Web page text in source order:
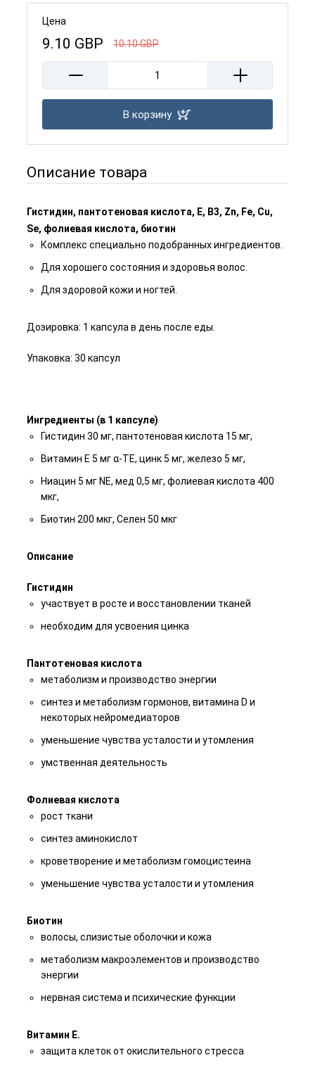
Цена
9.10 GBP 10.10GBP
В корзину
Описание товара
Гистидин, пантотеновая кислота, E, B3, Zn, Fe, Cu,
Se, фолиевая кислота, биотин
Комплекс специально подобранных ингредиентов.
Для хорошего состояния и здоровья волос.
Для здоровой кожи и ногтей.
Дозировка: 1 капсула в день после еды.
Упаковка: 30 капсул
Ингредиенты (в 1 капсуле)
Гистидин 30 мг, пантотеновая кислота 15 мг,
Витамин E 5 мг α-TE, цинк 5 мг, железо 5 мг,
Ниацин 5 мг NE, мед 0,5 мг, фолиевая кислота 400
мкг,
Биотин 200 мкг, Селен 50 мкг
Описание
Гистидин
участвует в росте и восстановлении тканей
необходим для усвоения цинка
Пантотеновая кислота
метаболизм и производство энергии
синтез и метаболизм гормонов, витамина D и
некоторых нейромедиаторов
уменьшение чувства усталости и утомления
умственная деятельность
Фолиевая кислота
рост ткани
синтез аминокислот
кроветворение и метаболизм гомоцистеина
уменьшение чувства усталости и утомления
Биотин
волосы, слизистые оболочки и кожа
метаболизм макроэлементов и производство
энергии
нервная система и психические функции
Витамин Е.
защита клеток от окислительного стресса